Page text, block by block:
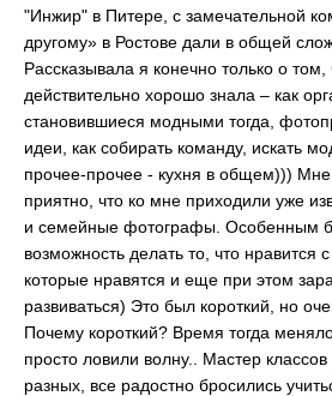
"Инжир" в Питере, с замечательной
другому» в Ростове дали в общей
Рассказывала я конечно только о
действительно хорошо знала – как
становившиеся модными тогда,
идеи, как собирать команду, искать
прочее-прочее - кухня в общем)))
приятно, что ко мне приходили уже
и семейные фотографы. Особенным
возможность делать то, что нравится
которые нравятся и еще при этом
развиваться) Это был короткий, но
Почему короткий? Время тогда
просто ловили волну.. Мастер классов
разных, все радостно бросились